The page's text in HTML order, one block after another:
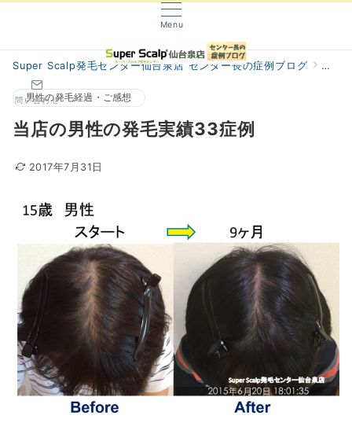
Menu
問い合わせ
Super Scalp発毛センター仙台泉店 センター長の症例ブログ 阿部
男性の発毛経過・ご感想
当店の男性の発毛実績33症例
2017年7月31日